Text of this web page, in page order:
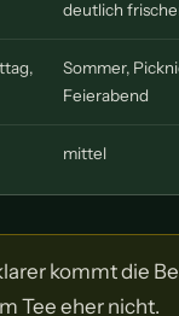
deutlich
Sommer,
Feierabend
mittel
kommt die
Tee eher nicht.